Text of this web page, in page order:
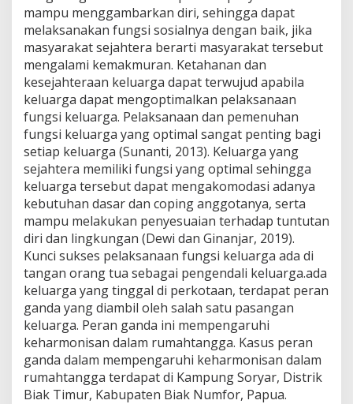
mampu menggambarkan diri, sehingga dapat
melaksanakan fungsi sosialnya dengan baik, jika
masyarakat sejahtera berarti masyarakat tersebut
mengalami kemakmuran. Ketahanan dan
kesejahteraan keluarga dapat terwujud apabila
keluarga dapat mengoptimalkan pelaksanaan
fungsi keluarga. Pelaksanaan dan pemenuhan
fungsi keluarga yang optimal sangat penting bagi
setiap keluarga (Sunanti, 2013). Keluarga yang
sejahtera memiliki fungsi yang optimal sehingga
keluarga tersebut dapat mengakomodasi adanya
kebutuhan dasar dan coping anggotanya, serta
mampu melakukan penyesuaian terhadap tuntutan
diri dan lingkungan (Dewi dan Ginanjar, 2019).
Kunci sukses pelaksanaan fungsi keluarga ada di
tangan orang tua sebagai pengendali keluarga.ada
keluarga yang tinggal di perkotaan, terdapat peran
ganda yang diambil oleh salah satu pasangan
keluarga. Peran ganda ini mempengaruhi
keharmonisan dalam rumahtangga. Kasus peran
ganda dalam mempengaruhi keharmonisan dalam
rumahtangga terdapat di Kampung Soryar, Distrik
Biak Timur, Kabupaten Biak Numfor, Papua.